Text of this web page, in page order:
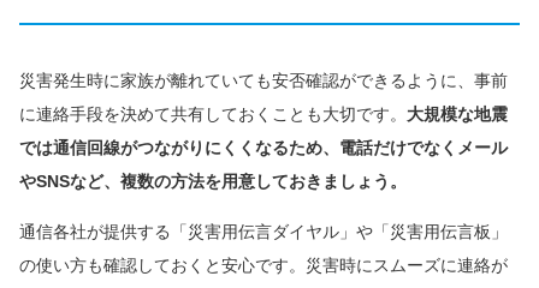
災害発生時に家族が離れていても安否確認ができるように、事前
に連絡手段を決めて共有しておくことも大切です。 大規模な地震
では通信回線がつながりにくくなるため、電話だけでなくメール
やSNSなど、複数の方法を用意しておきましょう。
通信各社が提供する「災害用伝言ダイヤル」や「災害用伝言板」
の使い方も確認しておくと安心です。災害時にスムーズに連絡が